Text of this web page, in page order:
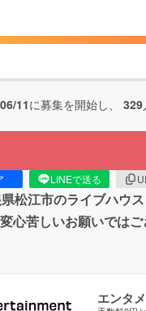
11に募集を開始し、 329
LINEで送る
松江市のライブハウ
心苦しいお願いでは
エンタ